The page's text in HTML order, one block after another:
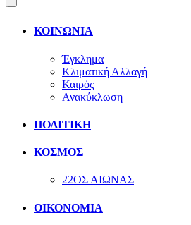
ΚΟΙΝΩΝΙΑ
Έγκλημα
Κλιματική Αλλαγή
Καιρός
Ανακύκλωση
ΠΟΛΙΤΙΚΗ
ΚΟΣΜΟΣ
22ΟΣ ΑΙΩΝΑΣ
ΟΙΚΟΝΟΜΙΑ